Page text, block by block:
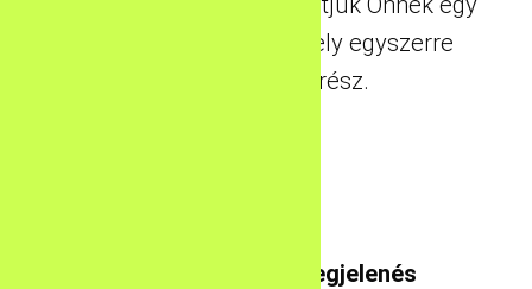
olyan kék színben, amely egyszerre
elegáns és merész.
Gyönyörű Külső Megjelenés